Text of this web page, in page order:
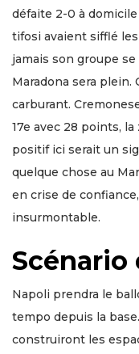
défaite 2-0 à
tifosi avaient sifflé
jamais son groupe
Maradona sera
carburant.
17e avec 28 points,
positif ici serait un
quelque chose au
en crise de
insurmontable.
Scénario
Napoli prendra le
tempo depuis la
construiront les